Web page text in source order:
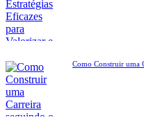
Como Construir uma